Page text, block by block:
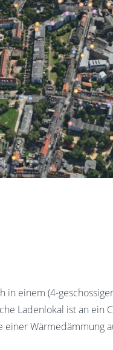
in einem (4-
Ladenlokal ist an
einer Wärmedämmung